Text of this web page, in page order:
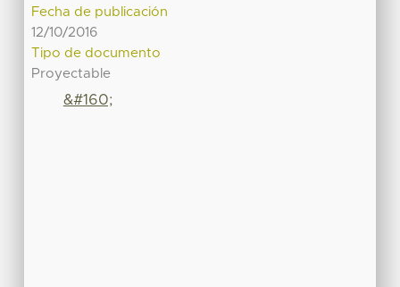
Fecha de publicación
12/10/2016
Tipo de documento
Proyectable
&#160;